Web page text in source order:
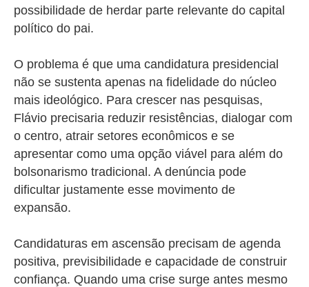
possibilidade de herdar parte relevante do capital
político do pai.
O problema é que uma candidatura presidencial
não se sustenta apenas na fidelidade do núcleo
mais ideológico. Para crescer nas pesquisas,
Flávio precisaria reduzir resistências, dialogar com
o centro, atrair setores econômicos e se
apresentar como uma opção viável para além do
bolsonarismo tradicional. A denúncia pode
dificultar justamente esse movimento de
expansão.
Candidaturas em ascensão precisam de agenda
positiva, previsibilidade e capacidade de construir
confiança. Quando uma crise surge antes mesmo